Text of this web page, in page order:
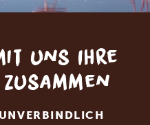
uns Ihre